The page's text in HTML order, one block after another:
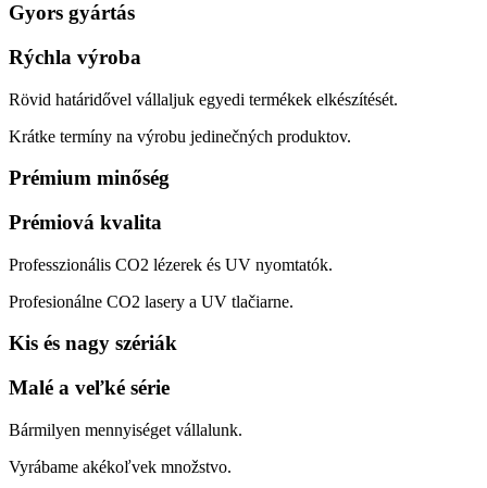
Gyors gyártás
Rýchla výroba
Rövid határidővel vállaljuk egyedi termékek elkészítését.
Krátke termíny na výrobu jedinečných produktov.
Prémium minőség
Prémiová kvalita
Professzionális CO2 lézerek és UV nyomtatók.
Profesionálne CO2 lasery a UV tlačiarne.
Kis és nagy szériák
Malé a veľké série
Bármilyen mennyiséget vállalunk.
Vyrábame akékoľvek množstvo.